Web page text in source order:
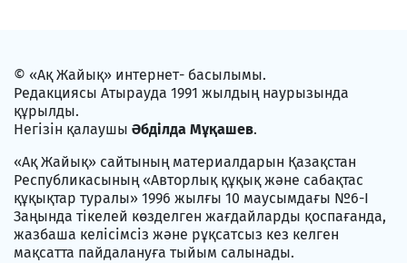
© «Ақ Жайық» интернет- басылымы.
Редакциясы Атырауда 1991 жылдың наурызында
құрылды.
Негізін қалаушы Әбділда Мұқашев.
«Ақ Жайық» сайтының материалдарын Қазақстан
Республикасының «Авторлық құқық және сабақтас
құқықтар туралы» 1996 жылғы 10 маусымдағы №6-I
Заңында тікелей көзделген жағдайларды қоспағанда,
жазбаша келісімсіз және рұқсатсыз кез келген
мақсатта пайдалануға тыйым салынады.